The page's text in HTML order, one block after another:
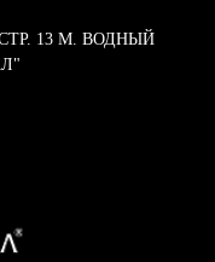
13 М. ВОДНЫЙ